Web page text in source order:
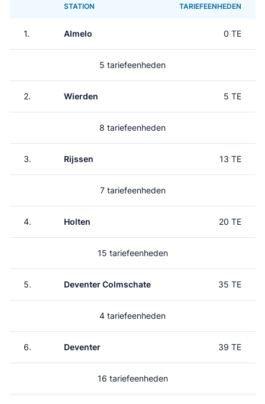
STATION TARIEFEENHEDEN
1. Almelo 0 TE
5 tariefeenheden
2. Wierden 5 TE
8 tariefeenheden
3. Rijssen 13 TE
7 tariefeenheden
4. Holten 20 TE
15 tariefeenheden
5. Deventer Colmschate 35 TE
4 tariefeenheden
6. Deventer 39 TE
16 tariefeenheden